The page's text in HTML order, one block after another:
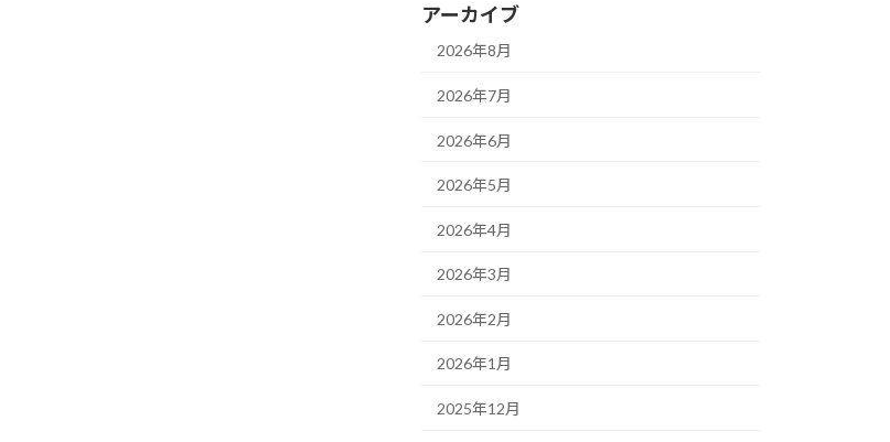
アーカイブ
2026年8月
2026年7月
2026年6月
2026年5月
2026年4月
2026年3月
2026年2月
2026年1月
2025年12月